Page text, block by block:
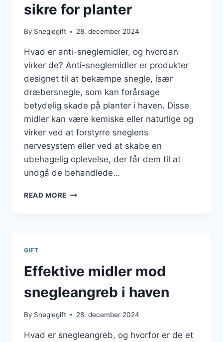
sikre for planter
By Sneglegift 28. december 2024
Hvad er anti-sneglemidler, og hvordan
virker de? Anti-sneglemidler er produkter
designet til at bekæmpe snegle, især
dræbersnegle, som kan forårsage
betydelig skade på planter i haven. Disse
midler kan være kemiske eller naturlige og
virker ved at forstyrre sneglens
nervesystem eller ved at skabe en
ubehagelig oplevelse, der får dem til at
undgå de behandlede…
READ MORE ANTI-
GIFT
Effektive midler mod
snegleangreb i haven
By Sneglegift 28. december 2024
Hvad er snegleangreb, og hvorfor er de et